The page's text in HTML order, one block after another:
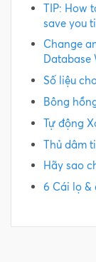
TIP: How
save you
Change
Database
Số liệu
Bông
Tự động
Thủ dâm
Hãy sao
6 Cái lọ &